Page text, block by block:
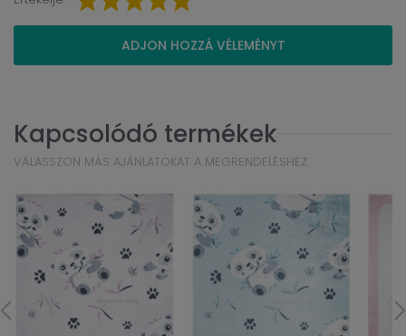
ADJON HOZZÁ VÉLEMÉNYT
Kapcsolódó termékek
VÁLASSZON MÁS AJÁNLATOKAT A MEGRENDELÉSHEZ